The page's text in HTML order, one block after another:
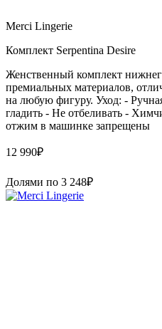
Merci Lingerie
Комплект Serpentina Desire
Женственный комплект
премиальных материалов,
на любую фигуру. Уход: -
гладить - Не отбеливать -
отжим в машинке запрещены
12 990₽
Долями по 3 248₽